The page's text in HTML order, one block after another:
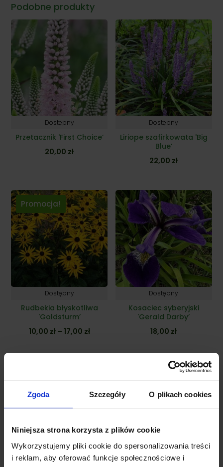
Zgoda Szczegóły O plikach cookies
Niniejsza strona korzysta z plików cookie
Wykorzystujemy pliki cookie do spersonalizowania treści
i reklam, aby oferować funkcje społecznościowe i
Podobne produkty
Dostępny
Przetacznik 'First Choice’
20,00 zł
Dostępny
Liriope szafirkowata 'Big
Blue’
22,00 zł
Promocja!
Dostępny
Rudbekia błyskotliwa
'Goldsturm’
10,00 zł – 17,00 złZakres
od
17,00 zł
Dostępny
Kosaciec syberyjski
'Gerald Darby’
18,00 zł